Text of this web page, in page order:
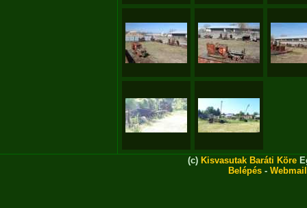
(c) Kisvasutak Baráti Köre
Belépés - Webmail